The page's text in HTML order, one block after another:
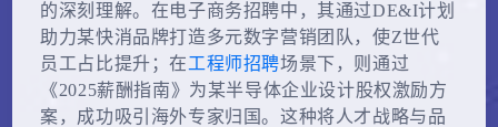
的深刻理解。在电子商务招聘中，其通过DE&I计划
助力某快消品牌打造多元数字营销团队，使Z世代
员工占比提升；在工程师招聘场景下，则通过
《2025薪酬指南》为某半导体企业设计股权激励方
案，成功吸引海外专家归国。这种将人才战略与品